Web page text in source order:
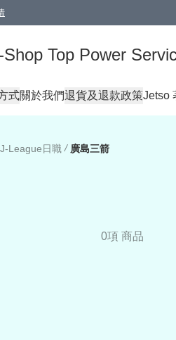
Top Power
式關於我們退貨及退款政策Jetso
J-League日職 / 廣島三箭
0項 商品